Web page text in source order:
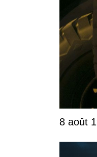
8 août